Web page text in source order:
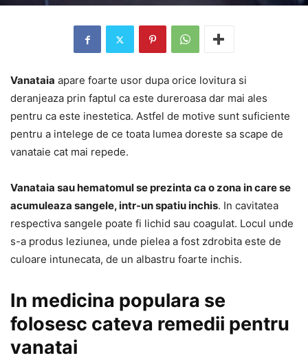
Vanataia apare foarte usor dupa orice lovitura si
deranjeaza prin faptul ca este dureroasa dar mai ales
pentru ca este inestetica. Astfel de motive sunt suficiente
pentru a intelege de ce toata lumea doreste sa scape de
vanataie cat mai repede.
Vanataia sau hematomul se prezinta ca o zona in care se
acumuleaza sangele, intr-un spatiu inchis. In cavitatea
respectiva sangele poate fi lichid sau coagulat. Locul unde
s-a produs leziunea, unde pielea a fost zdrobita este de
culoare intunecata, de un albastru foarte inchis.
In medicina populara se
folosesc cateva remedii pentru
vanatai